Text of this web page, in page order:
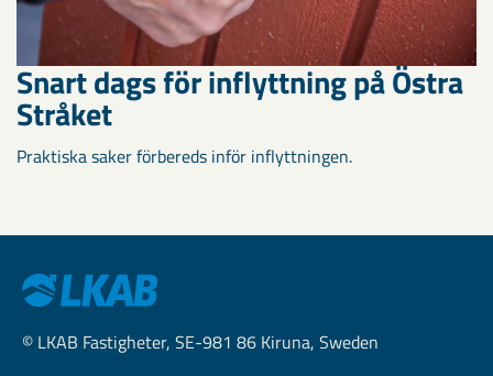
Snart dags för inflyttning på Östra
Stråket
Praktiska saker förbereds inför inflyttningen.
© LKAB Fastigheter, SE-981 86 Kiruna, Sweden